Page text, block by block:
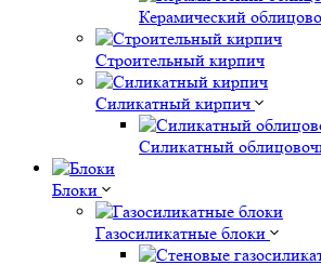
Керамический
Строительный кирпич
Силикатный кирпич
Силикатный
Блоки
Газосиликатные блоки